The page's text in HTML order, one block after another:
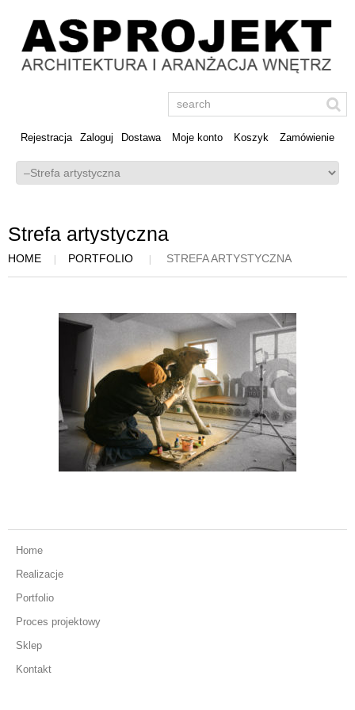
Rejestracja Zaloguj Dostawa Moje konto Koszyk Zamówienie
Strefa artystyczna
HOME PORTFOLIO STREFA ARTYSTYCZNA
Home
Realizacje
Portfolio
Proces projektowy
Sklep
Kontakt